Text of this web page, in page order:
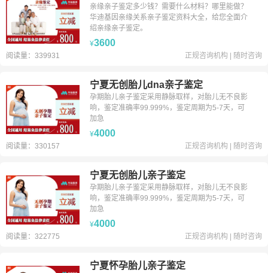
亲缘亲子鉴定多少钱？需要什么材料？哪里能做？
华迪基因亲缘关系亲子鉴定资料大全，给您全面介
绍亲缘亲子鉴定。
¥3600
阅读量：339931 正规咨询机构 随时咨询
宁夏无创胎儿dna亲子鉴定
孕期胎儿亲子鉴定采用静脉取样，对胎儿无不良影
响，鉴定准确率99.999%，鉴定周期为5-7天，可
加急
¥4000
阅读量：330157 正规咨询机构 随时咨询
宁夏无创胎儿亲子鉴定
孕期胎儿亲子鉴定采用静脉取样，对胎儿无不良影
响，鉴定准确率99.999%，鉴定周期为5-7天，可
加急
¥4000
阅读量：322775 正规咨询机构 随时咨询
宁夏怀孕胎儿亲子鉴定